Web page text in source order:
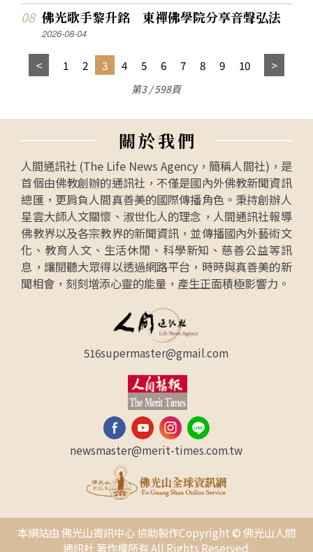
佛光歌手黎升銘 東禪佛學院分享音聲弘法
2026-08-04
1 2 3 4 5 6 7 8 9 10
第3 / 598頁
關於我們
人間通訊社 (The Life News Agency，簡稱人間社)，是
首個由佛教創辦的通訊社，不僅是國內外佛教新聞資訊
總匯，更肩負人間真善美的國際傳播角色。秉持創辦人
星雲大師人文關懷、淑世化人的理念，人間通訊社報導
佛教界以及各宗教界的新聞資訊，並傳播國內外藝術文
化、教育人文、生活休閒、科學新知、慈善公益等訊
息，讓閱聽大眾得以透過網路平台，時時與真善美的新
聞相會，刻刻增添心靈的能量，產生正面積極影響力。
516supermaster@gmail.com
newsmaster@merit-times.com.tw
本網站由 佛光山資訊中心 協助製作Copyright © 佛光山人間
通訊社 著作權所有 All Rights Reserved.